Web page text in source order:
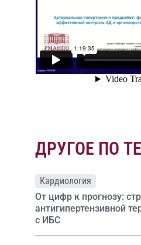
ДРУГОЕ ПО
Кардиология
От цифр к прогнозу:
антигипертензивной
с ИБС